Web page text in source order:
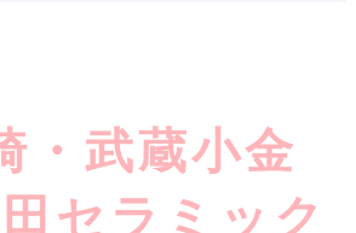
・武蔵小金
セラミック